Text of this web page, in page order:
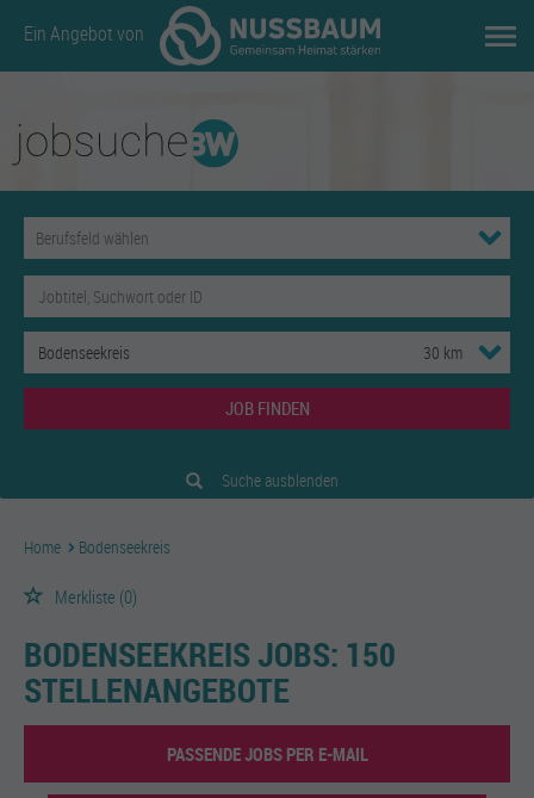
Ein Angebot von
JOB FINDEN
Suche ausblenden
Home Bodenseekreis
Merkliste (0)
BODENSEEKREIS JOBS: 150
STELLENANGEBOTE
PASSENDE JOBS PER E-MAIL